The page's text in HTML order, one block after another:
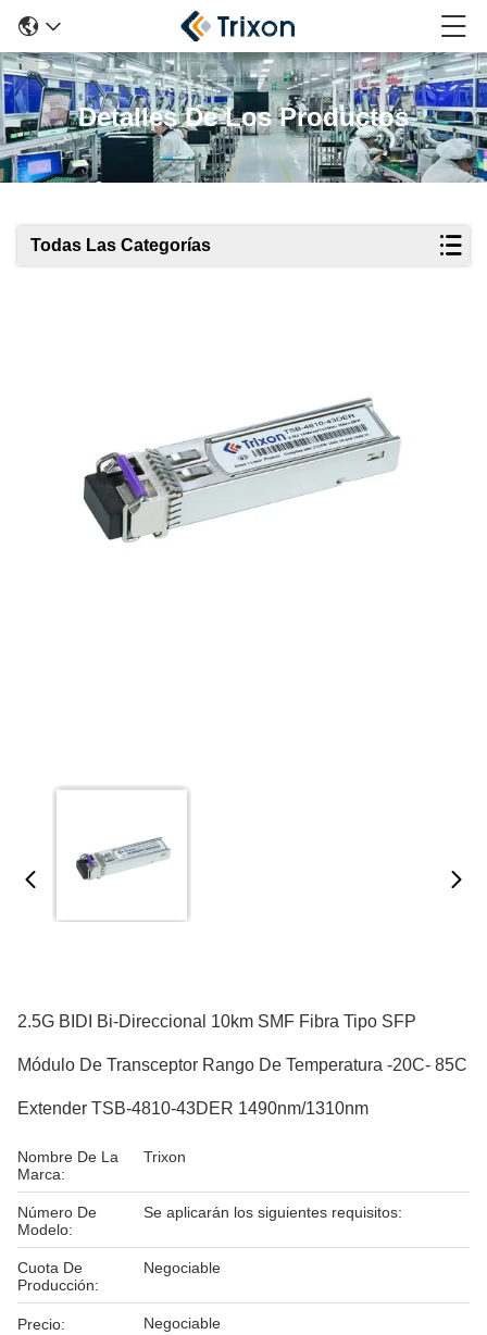
Detalles De Los Productos
Todas Las Categorías
2.5G BIDI Bi-Direccional 10km SMF Fibra Tipo SFP
Módulo De Transceptor Rango De Temperatura -20C- 85C
Extender TSB-4810-43DER 1490nm/1310nm
Nombre De La
Marca:
Trixon
Número De
Modelo:
Se aplicarán los siguientes requisitos:
Cuota De
Producción:
Negociable
Precio: Negociable